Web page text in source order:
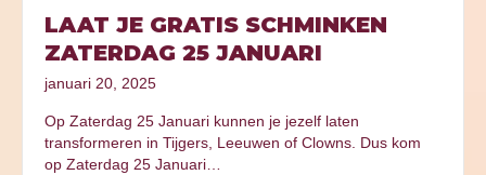
LAAT JE GRATIS SCHMINKEN
ZATERDAG 25 JANUARI
januari 20, 2025
Op Zaterdag 25 Januari kunnen je jezelf laten
transformeren in Tijgers, Leeuwen of Clowns. Dus kom
op Zaterdag 25 Januari…